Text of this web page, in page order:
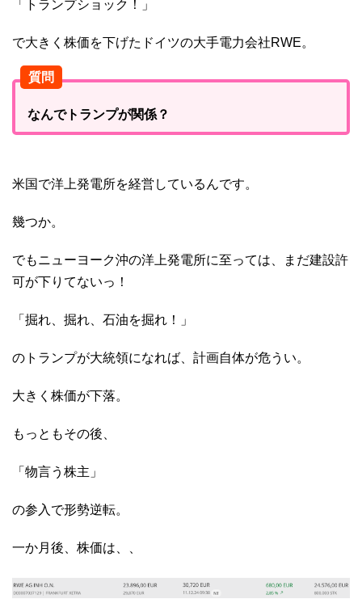
「トランプショック！」
で大きく株価を下げたドイツの大手電力会社RWE。
質問
なんでトランプが関係？
米国で洋上発電所を経営しているんです。
幾つか。
でもニューヨーク沖の洋上発電所に至っては、まだ建設許
可が下りてないっ！
「掘れ、掘れ、石油を掘れ！」
のトランプが大統領になれば、計画自体が危うい。
大きく株価が下落。
もっともその後、
「物言う株主」
の参入で形勢逆転。
一か月後、株価は、、